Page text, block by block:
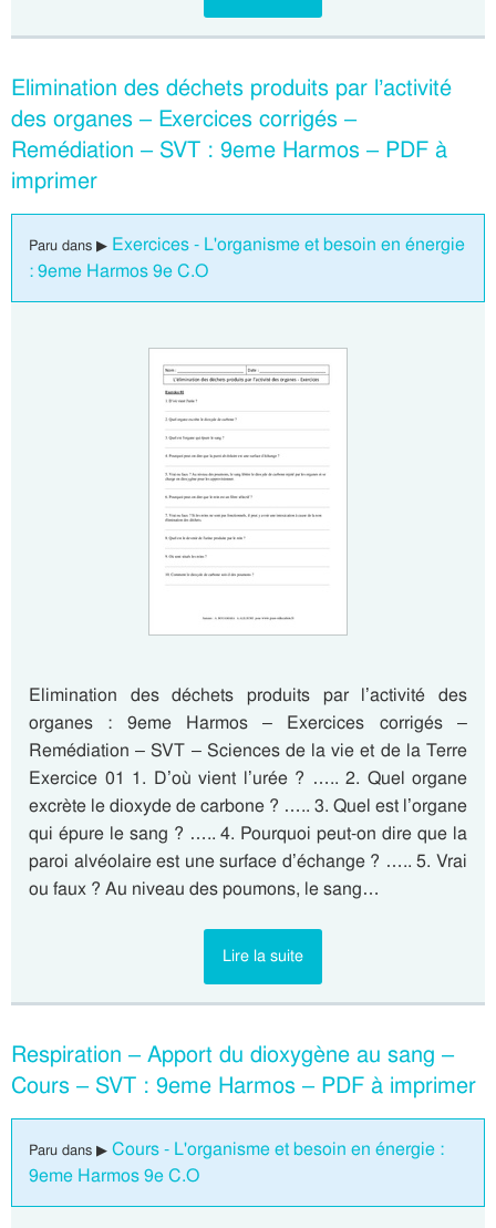
Elimination des déchets produits par l’activité
des organes – Exercices corrigés –
Remédiation – SVT : 9eme Harmos – PDF à
imprimer
Paru dans ▶ Exercices - L'organisme et besoin en énergie
: 9eme Harmos 9e C.O
Elimination des déchets produits par l’activité des
organes : 9eme Harmos – Exercices corrigés –
Remédiation – SVT – Sciences de la vie et de la Terre
Exercice 01 1. D’où vient l’urée ? ….. 2. Quel organe
excrète le dioxyde de carbone ? ….. 3. Quel est l’organe
qui épure le sang ? ….. 4. Pourquoi peut-on dire que la
paroi alvéolaire est une surface d’échange ? ….. 5. Vrai
ou faux ? Au niveau des poumons, le sang…
Lire la suite
Respiration – Apport du dioxygène au sang –
Cours – SVT : 9eme Harmos – PDF à imprimer
Paru dans ▶ Cours - L'organisme et besoin en énergie :
9eme Harmos 9e C.O